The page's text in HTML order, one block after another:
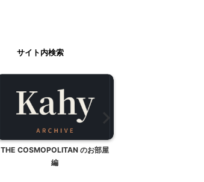
サイト内検索
THE COSMOPOLITAN のお部屋
編